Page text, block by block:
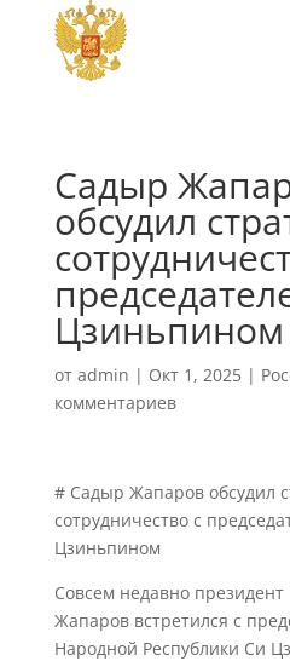
Садыр
обсудил
Цзиньпином
от admin | Окт 1, 2025|
комментариев
# Садыр Жапаров обсудил
сотрудничество с
Цзиньпином
Совсем недавно
Жапаров встретился с
Народной Республики Си